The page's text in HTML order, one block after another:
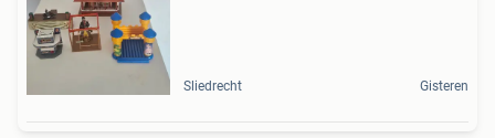
Sliedrecht Gisteren